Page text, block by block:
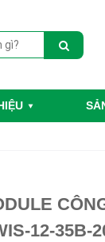
12-35B-